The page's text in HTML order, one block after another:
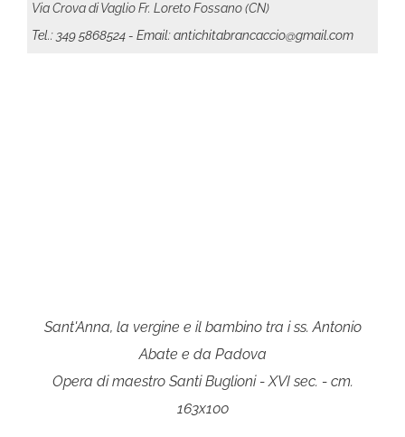
Via Crova di Vaglio Fr. Loreto Fossano (CN)
Tel.: 349 5868524- Email: antichitabrancaccio@gmail.com
Sant'Anna, la vergine e il bambino tra i ss. Antonio
Abate e da Padova
Opera di maestro Santi Buglioni - XVI sec. - cm.
163x100